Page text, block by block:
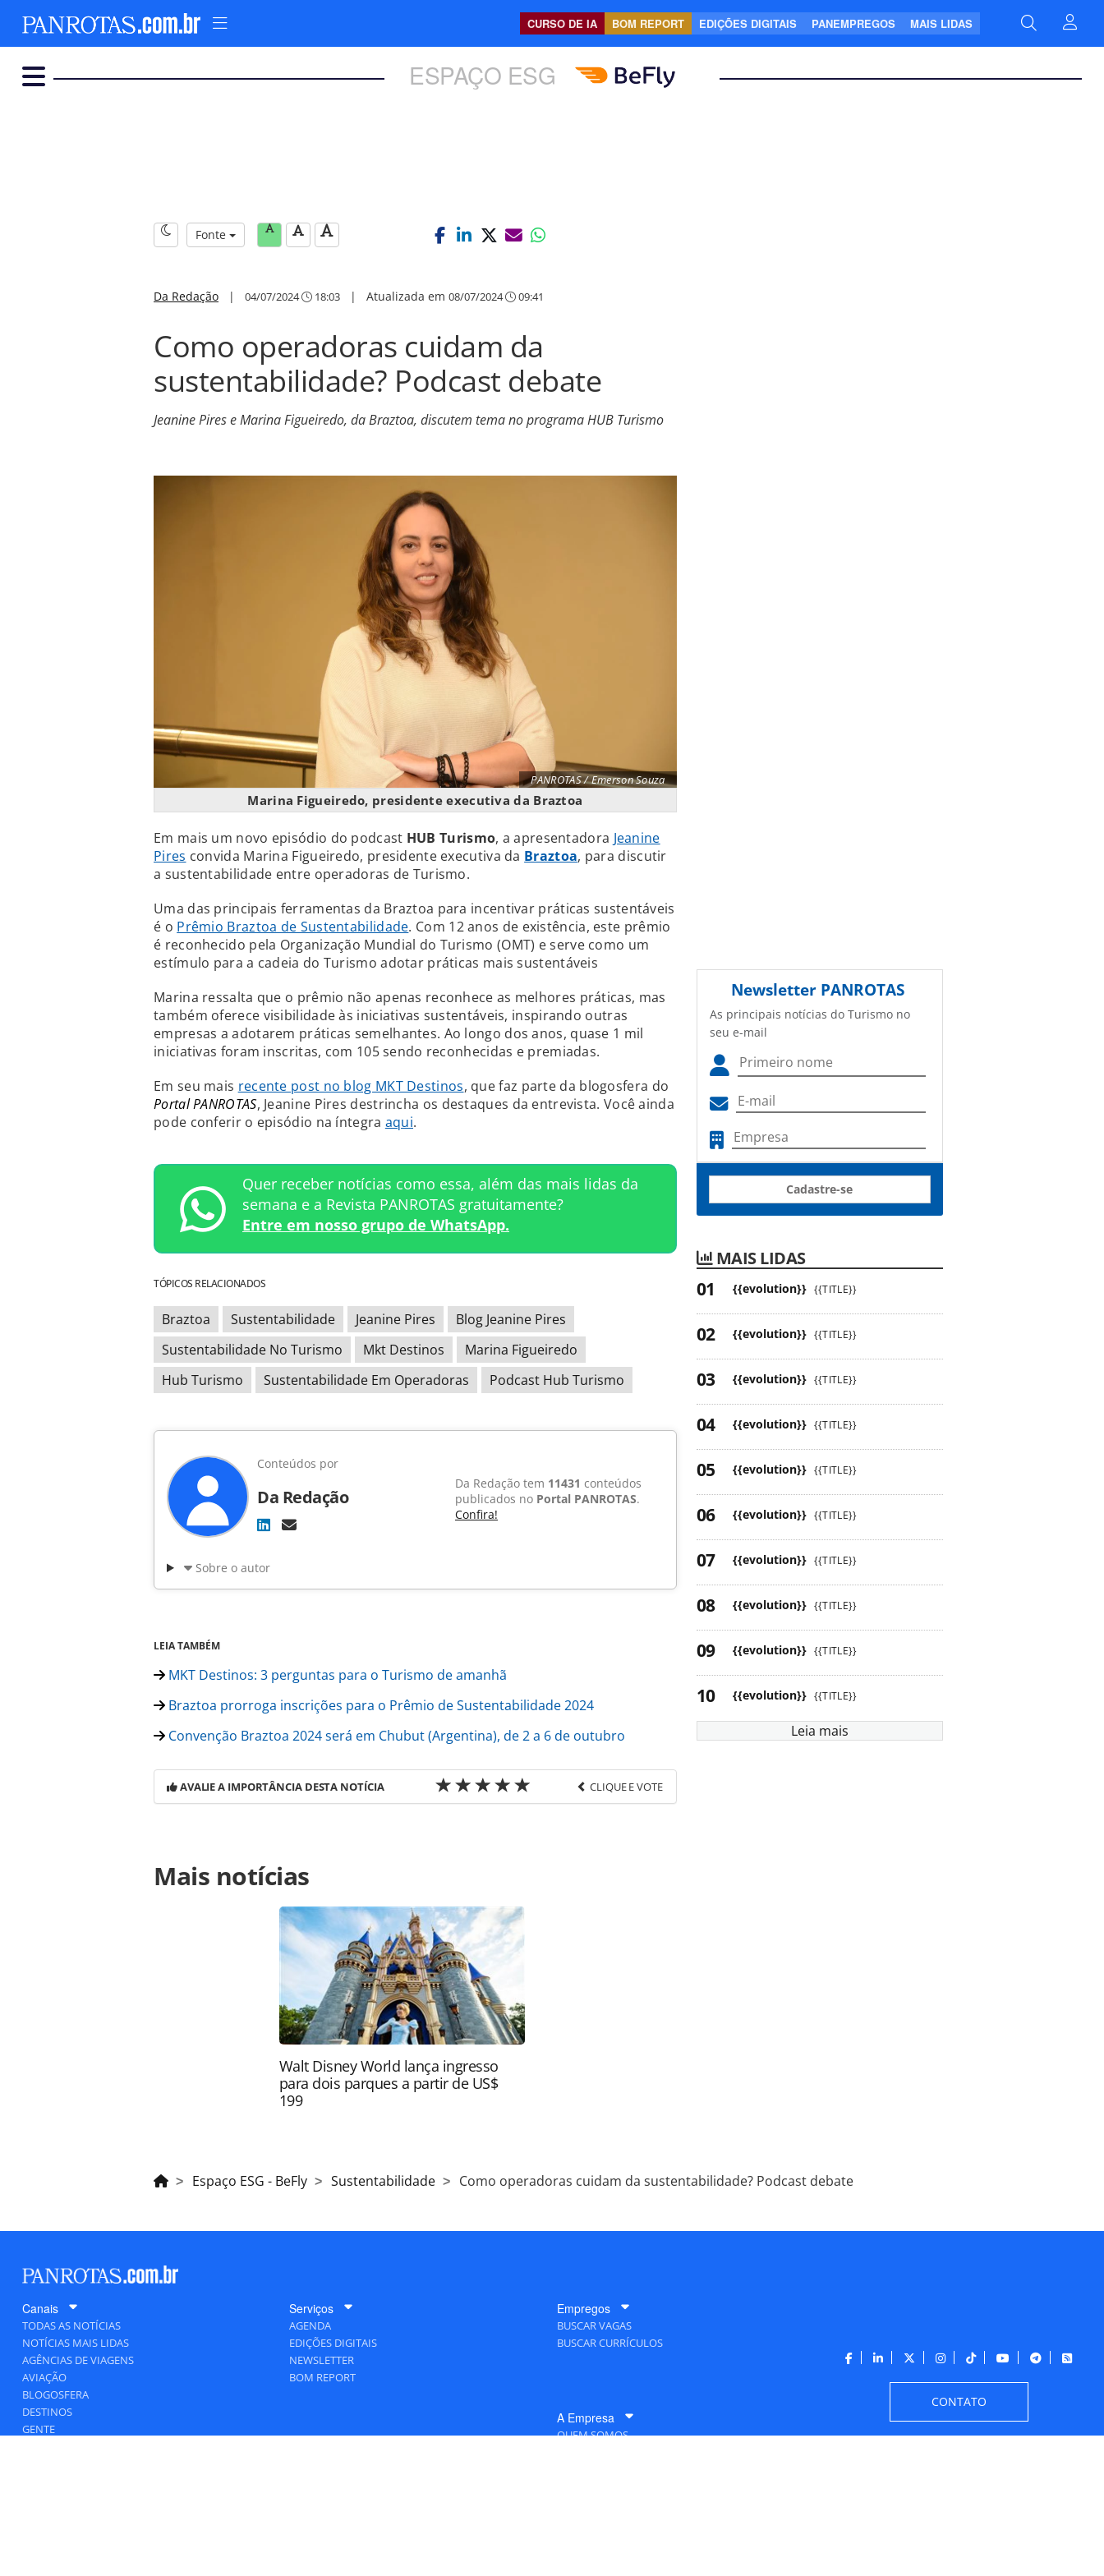
CURSO DE IA BOM REPORT EDIÇÕES DIGITAIS PANEMPREGOS MAIS LIDAS
ESPAÇO ESG
Fonte
Da Redação | 04/07/2024 18:03 | Atualizada em 08/07/2024 09:41
Como operadoras cuidam da
sustentabilidade? Podcast debate
Jeanine Pires e Marina Figueiredo, da Braztoa, discutem tema no programa HUB Turismo
PANROTAS / Emerson Souza
Marina Figueiredo, presidente executiva da Braztoa
Em mais um novo episódio do podcast HUB Turismo, a apresentadora Jeanine
Pires convida Marina Figueiredo, presidente executiva da Braztoa, para discutir
a sustentabilidade entre operadoras de Turismo.
Uma das principais ferramentas da Braztoa para incentivar práticas sustentáveis
é o Prêmio Braztoa de Sustentabilidade. Com 12 anos de existência, este prêmio
é reconhecido pela Organização Mundial do Turismo (OMT) e serve como um
estímulo para a cadeia do Turismo adotar práticas mais sustentáveis
Marina ressalta que o prêmio não apenas reconhece as melhores práticas, mas
também oferece visibilidade às iniciativas sustentáveis, inspirando outras
empresas a adotarem práticas semelhantes. Ao longo dos anos, quase 1 mil
iniciativas foram inscritas, com 105 sendo reconhecidas e premiadas.
Em seu mais recente post no blog MKT Destinos, que faz parte da blogosfera do
Portal PANROTAS, Jeanine Pires destrincha os destaques da entrevista. Você ainda
pode conferir o episódio na íntegra aqui.
Quer receber notícias como essa, além das mais lidas da
semana e a Revista PANROTAS gratuitamente?
Entre em nosso grupo de WhatsApp.
TÓPICOS RELACIONADOS
Braztoa Sustentabilidade Jeanine Pires
Blog Jeanine Pires
Sustentabilidade No Turismo
Mkt Destinos
Marina Figueiredo
Hub Turismo
Sustentabilidade Em Operadoras Podcast Hub Turismo
Conteúdos por
Da Redação
Da Redação tem 11431 conteúdos
publicados no Portal PANROTAS.
Confira!
Sobre o autor
LEIA TAMBÉM
MKT Destinos: 3 perguntas para o Turismo de amanhã
Braztoa prorroga inscrições para o Prêmio de Sustentabilidade 2024
Convenção Braztoa 2024 será em Chubut (Argentina), de 2 a 6 de outubro
AVALIE A IMPORTÂNCIA DESTA NOTÍCIA CLIQUE E VOTE
https://www.panrotas.com.br/mercado/operadoras/2024/07/como-operadoras-
cuidam-da-sustentabilidade-podcast-debate_206974.html ou as ferramentas oferecidas
na página. Todo o conteúdo produzido pela PANROTAS Editora é protegido pela
legislação brasileira sobre direito autoral. Não reproduza o conteúdo sem autorização
da PANROTAS Editora (copyright@panrotas.com.br).
Mais notícias
Walt Disney World lança ingresso
para dois parques a partir de US$
199
Newsletter PANROTAS
As principais notícias do Turismo no
seu e-mail
Cadastre-se
MAIS LIDAS
{{evolution}} {{TITLE}}
{{evolution}} {{TITLE}}
{{evolution}} {{TITLE}}
{{evolution}} {{TITLE}}
{{evolution}} {{TITLE}}
{{evolution}} {{TITLE}}
{{evolution}} {{TITLE}}
{{evolution}} {{TITLE}}
{{evolution}} {{TITLE}}
{{evolution}} {{TITLE}}
Leia mais
Espaço ESG - BeFly Sustentabilidade Como operadoras cuidam da sustentabilidade? Podcast debate
Canais
TODAS AS NOTÍCIAS
NOTÍCIAS MAIS LIDAS
AGÊNCIAS DE VIAGENS
AVIAÇÃO
BLOGOSFERA
DESTINOS
GENTE
Serviços
AGENDA
EDIÇÕES DIGITAIS
NEWSLETTER
BOM REPORT
Empregos
BUSCAR VAGAS
BUSCAR CURRÍCULOS
A Empresa
QUEM SOMOS
CONTATO